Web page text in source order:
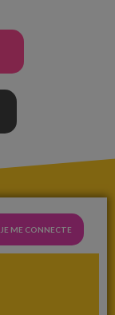
JE ME CONNECTE